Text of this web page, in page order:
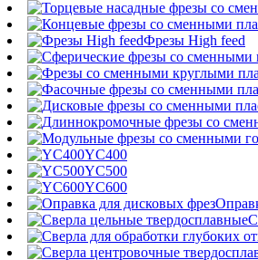
Фрезы High feed
YC400
YC500
YC600